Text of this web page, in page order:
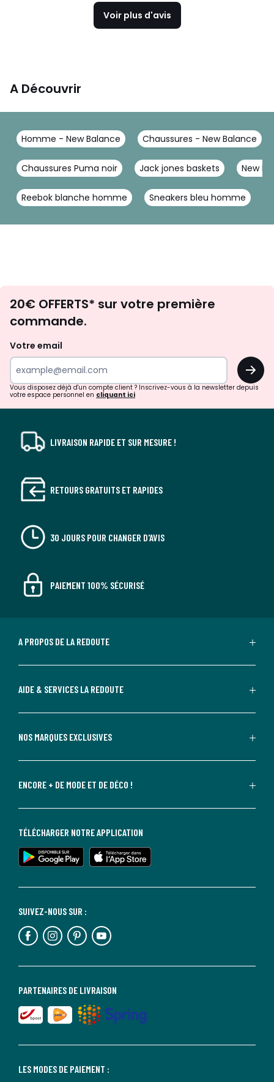
Voir plus d'avis
A Découvrir
Homme - New Balance Chaussures - New Balance
Chaussures Puma noir Jack jones baskets New
Reebok blanche homme Sneakers bleu homme
d'inspirations
surprises?
20€ OFFERTS* sur votre première
commande.
Votre email
OK
Vous disposez déjà d'un compte client ? Inscrivez-vous à la newsletter depuis
votre espace personnel en cliquant ici
LIVRAISON RAPIDE ET SUR MESURE !
RETOURS GRATUITS ET RAPIDES
30 JOURS POUR CHANGER D'AVIS
PAIEMENT 100% SÉCURISÉ
A PROPOS DE LA REDOUTE
AIDE & SERVICES LA REDOUTE
NOS MARQUES EXCLUSIVES
ENCORE + DE MODE ET DE DÉCO !
LES MODES DE PAIEMENT :
PARTENAIRES DE LIVRAISON
SUIVEZ-NOUS SUR :
TÉLÉCHARGER NOTRE APPLICATION